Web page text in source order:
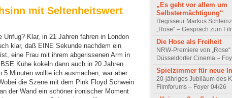
mit Seltenheitswert
Klar, in 21 Jahren fahren in London
klar, daß EINE Sekunde nachdem ein
eine Frau mit ihrem abgerissenen Arm in
Kühe kokeln dann auch in 20 Jahren
Minuten wollte ich ausmachen, war aber
die Szene mit dem Pink Floyd Schwein
der Wand ein schöner ironischer Moment
„Es geht vor allem um
Selbstermächtigung“
Regisseur Markus
„Rose“ – Gespräch zum
Die Hose als Freiheit
NRW-Premiere von „Rose“
Düsseldorfer Cinema –
Spielzimmer für neue
20-jähriges Jubiläum des
Filmforums – Foyer 04/26